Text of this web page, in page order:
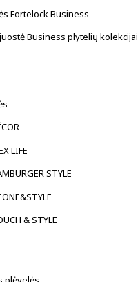
Fortelock Business
Business plytelių kolekcijai
LIFE
STYLE
& STYLE